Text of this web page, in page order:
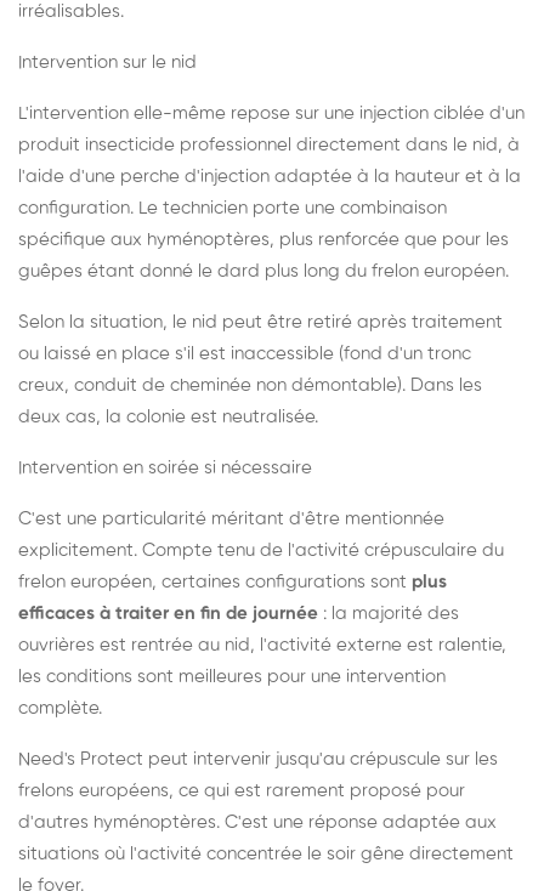
irréalisables.
Intervention sur le nid
L'intervention elle-même repose sur une injection ciblée d'un
produit insecticide professionnel directement dans le nid, à
l'aide d'une perche d'injection adaptée à la hauteur et à la
configuration. Le technicien porte une combinaison
spécifique aux hyménoptères, plus renforcée que pour les
guêpes étant donné le dard plus long du frelon européen.
Selon la situation, le nid peut être retiré après traitement
ou laissé en place s'il est inaccessible (fond d'un tronc
creux, conduit de cheminée non démontable). Dans les
deux cas, la colonie est neutralisée.
Intervention en soirée si nécessaire
C'est une particularité méritant d'être mentionnée
explicitement. Compte tenu de l'activité crépusculaire du
frelon européen, certaines configurations sont plus
efficaces à traiter en fin de journée : la majorité des
ouvrières est rentrée au nid, l'activité externe est ralentie,
les conditions sont meilleures pour une intervention
complète.
Need's Protect peut intervenir jusqu'au crépuscule sur les
frelons européens, ce qui est rarement proposé pour
d'autres hyménoptères. C'est une réponse adaptée aux
situations où l'activité concentrée le soir gêne directement
le foyer.